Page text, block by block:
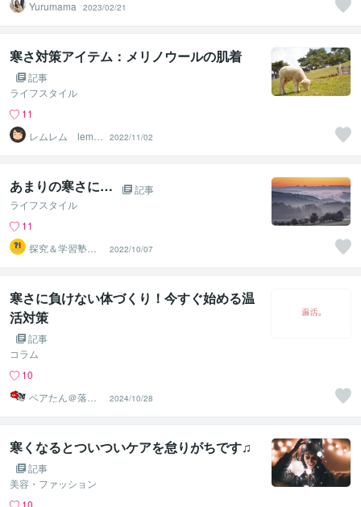
Yurumama
2023/02/21
寒さ対策アイテム：メリノウールの肌着
記事
ライフスタイル
11
レムレム lemle
m
2022/11/02
あまりの寒さに…
記事
ライフスタイル
11
探究＆学習塾｜
なぜラボ
2022/10/07
寒さに負けない体づくり！今すぐ始める温
活対策
記事
コラム
10
ベアたん＠落書
きイラストレー
ター
2024/10/28
寒くなるとついついケアを怠りがちです♫
記事
美容・ファッション
10